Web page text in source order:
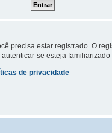
precisa estar registrado. O
se esteja
de privacidade